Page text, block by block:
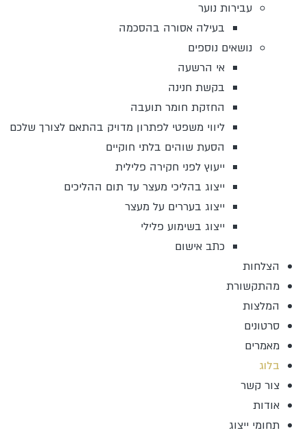
עבירות נוער
בעילה אסורה בהסכמה
נושאים נוספים
אי הרשעה
בקשת חנינה
החזקת חומר תועבה
ליווי משפטי לפתרון מדויק בהתאם לצורך שלכם
הסעת שוהים בלתי חוקיים
ייעוץ לפני חקירה פלילית
ייצוג בהליכי מעצר עד תום ההליכים
ייצוג בעררים על מעצר
ייצוג בשימוע פלילי
כתב אישום
הצלחות
מהתקשורת
המלצות
סרטונים
מאמרים
בלוג
צור קשר
אודות
תחומי ייצוג